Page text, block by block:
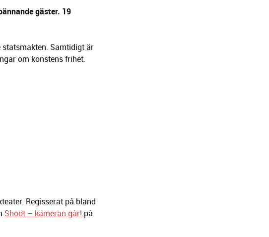
gäster. 19
Samtidigt är
om konstens frihet.
Regisserat på bland
Shoot – kameran går! på